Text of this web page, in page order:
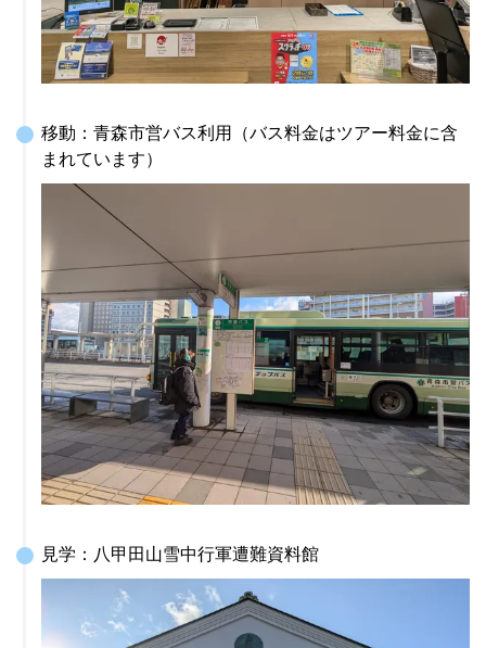
移動：青森市営バス利用（バス料金はツアー料金に含
まれています）
見学：八甲田山雪中行軍遭難資料館